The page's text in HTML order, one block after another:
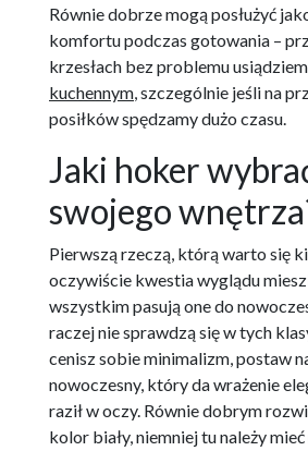
Równie dobrze mogą posłużyć
komfortu podczas gotowania –
krzesłach bez problemu
kuchennym, szczególnie jeśli na
posiłków spędzamy dużo czasu.
Jaki hoker
swojego
Pierwszą rzeczą, którą warto się
oczywiście kwestia wyglądu
wszystkim pasują one do
raczej nie sprawdzą się w tych
cenisz sobie minimalizm, postaw
nowoczesny, który da wrażenie
raził w oczy. Równie dobrym
kolor biały, niemniej tu należy